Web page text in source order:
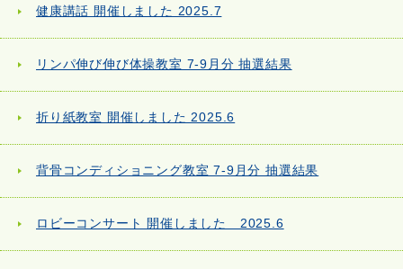
健康講話 開催しました 2025.7
リンパ伸び伸び体操教室 7-9月分 抽選結果
折り紙教室 開催しました 2025.6
背骨コンディショニング教室 7-9月分 抽選結果
ロビーコンサート 開催しました 2025.6